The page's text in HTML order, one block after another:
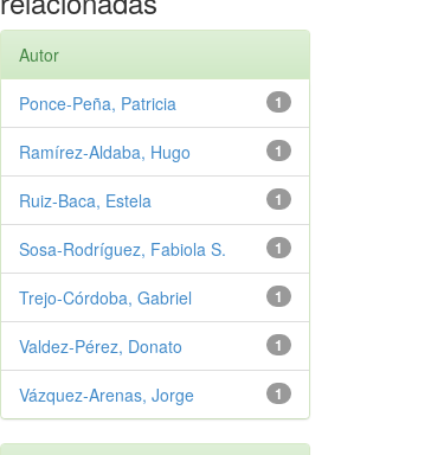
Autor
1
Ponce‑Peña, Patricia
1
Ramírez‑Aldaba, Hugo
1
Ruiz‑Baca, Estela
1
Sosa‑Rodríguez, Fabiola S.
1
Trejo‑Córdoba, Gabriel
1
Valdez‑Pérez, Donato
1
Vázquez‑Arenas, Jorge